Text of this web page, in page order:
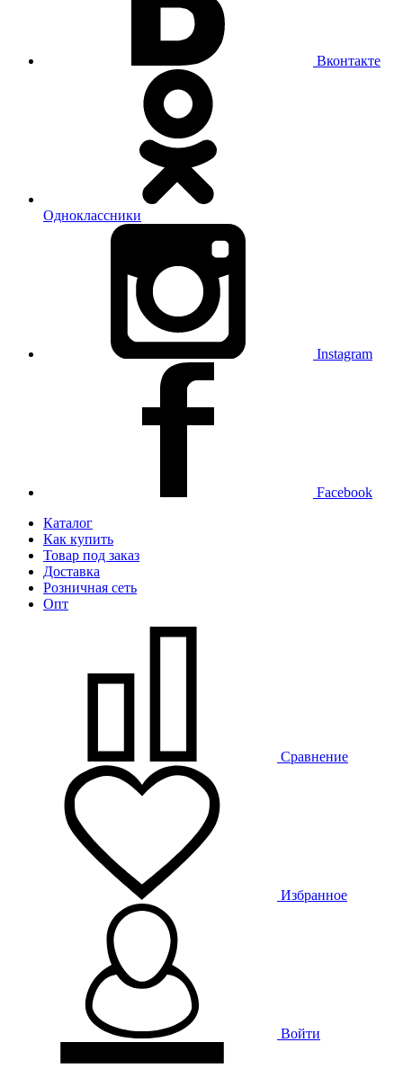
Вконтакте
Одноклассники
Instagram
Facebook
Каталог
Как купить
Товар под заказ
Доставка
Розничная сеть
Опт
Сравнение
Избранное
Войти